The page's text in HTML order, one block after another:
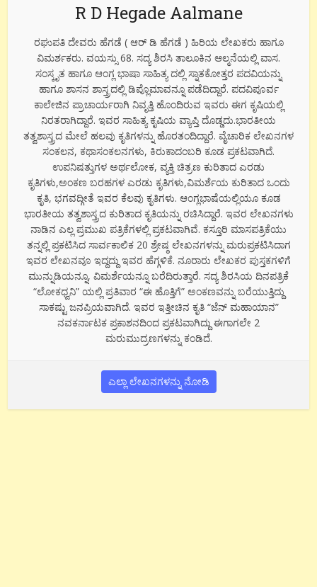
R D Hegade Aalmane
ರಘುಪತಿ ದೇವರು ಹೆಗಡೆ ( ಆರ್ ಡಿ ಹೆಗಡೆ ) ಹಿರಿಯ ಲೇಖಕರು ಹಾಗೂ
ವಿಮರ್ಶಕರು. ವಯಸ್ಸು 68. ಸದ್ಯ ಶಿರಸಿ ತಾಲೂಕಿನ ಆಲ್ಮನೆಯಲ್ಲಿ ವಾಸ.
ಸಂಸ್ಕೃತ ಹಾಗೂ ಆಂಗ್ಲ ಭಾಷಾ ಸಾಹಿತ್ಯ ದಲ್ಲಿ ಸ್ನಾತಕೋತ್ತರ ಪದವಿಯನ್ನು
ಹಾಗೂ ಶಾಸನ ಶಾಸ್ತ್ರದಲ್ಲಿ ಡಿಪ್ಲೊಮಾವನ್ನೂ ಪಡೆದಿದ್ದಾರೆ. ಪದವಿಪೂರ್ವ
ಕಾಲೇಜಿನ ಪ್ರಾಚಾರ್ಯರಾಗಿ ನಿವೃತ್ತಿ ಹೊಂದಿರುವ ಇವರು ಈಗ ಕೃಷಿಯಲ್ಲಿ
ನಿರತರಾಗಿದ್ದಾರೆ. ಇವರ ಸಾಹಿತ್ಯ ಕೃಷಿಯ ವ್ಯಾಪ್ತಿ ದೊಡ್ಡದು.ಭಾರತೀಯ
ತತ್ವಶಾಸ್ತ್ರದ ಮೇಲೆ ಹಲವು ಕೃತಿಗಳನ್ನು ಹೊರತಂದಿದ್ದಾರೆ. ವೈಚಾರಿಕ ಲೇಖನಗಳ
ಸಂಕಲನ, ಕಥಾಸಂಕಲನಗಳು, ಕಿರುಕಾದಂಬರಿ ಕೂಡ ಪ್ರಕಟವಾಗಿದೆ.
ಉಪನಿಷತ್ತುಗಳ ಅರ್ಥಲೋಕ, ವ್ಯಕ್ತಿ ಚಿತ್ರಣ ಕುರಿತಾದ ಎರಡು
ಕೃತಿಗಳು,ಅಂಕಣ ಬರಹಗಳ ಎರಡು ಕೃತಿಗಳು,ವಿಮರ್ಶೆಯ ಕುರಿತಾದ ಒಂದು
ಕೃತಿ, ಭಗವದ್ಗೀತೆ ಇವರ ಕೆಲವು ಕೃತಿಗಳು. ಆಂಗ್ಲಭಾಷೆಯಲ್ಲಿಯೂ ಕೂಡ
ಭಾರತೀಯ ತತ್ವಶಾಸ್ತ್ರದ ಕುರಿತಾದ ಕೃತಿಯನ್ನು ರಚಿಸಿದ್ದಾರೆ. ಇವರ ಲೇಖನಗಳು
ನಾಡಿನ ಎಲ್ಲ ಪ್ರಮುಖ ಪತ್ರಿಕೆಗಳಲ್ಲಿ ಪ್ರಕಟವಾಗಿವೆ. ಕಸ್ತೂರಿ ಮಾಸಪತ್ರಿಕೆಯು
ತನ್ನಲ್ಲಿ ಪ್ರಕಟಿಸಿದ ಸಾರ್ವಕಾಲಿಕ 20 ಶ್ರೇಷ್ಠ ಲೇಖನಗಳನ್ನು ಮರುಪ್ರಕಟಿಸಿದಾಗ
ಇವರ ಲೇಖನವೂ ಇದ್ದದ್ದು ಇವರ ಹೆಗ್ಗಳಿಕೆ. ನೂರಾರು ಲೇಖಕರ ಪುಸ್ತಕಗಳಿಗೆ
ಮುನ್ನುಡಿಯನ್ನೂ, ವಿಮರ್ಶೆಯನ್ನೂ ಬರೆದಿರುತ್ತಾರೆ. ಸದ್ಯ ಶಿರಸಿಯ ದಿನಪತ್ರಿಕೆ
“ಲೋಕಧ್ವನಿ” ಯಲ್ಲಿ ಪ್ರತಿವಾರ “ಈ ಹೊತ್ತಿಗೆ” ಅಂಕಣವನ್ನು ಬರೆಯುತ್ತಿದ್ದು
ಸಾಕಷ್ಟು ಜನಪ್ರಿಯವಾಗಿದೆ. ಇವರ ಇತ್ತೀಚಿನ ಕೃತಿ “ಜೆನ್ ಮಹಾಯಾನ”
ನವಕರ್ನಾಟಕ ಪ್ರಕಾಶನದಿಂದ ಪ್ರಕಟವಾಗಿದ್ದು ಈಗಾಗಲೇ 2
ಮರುಮುದ್ರಣಗಳನ್ನು ಕಂಡಿದೆ.
ಎಲ್ಲಾ ಲೇಖನಗಳನ್ನು ನೋಡಿ